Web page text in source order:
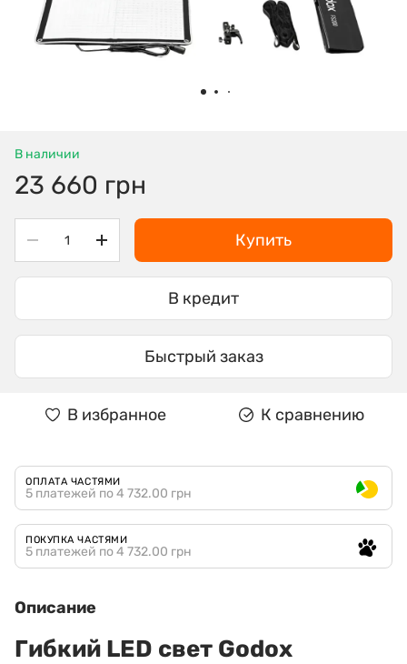
В наличии
23 660 грн
Купить
В кредит
Быстрый заказ
В избранное К сравнению
ОПЛАТА ЧАСТЯМИ
5 платежей по 4 732.00 грн
ПОКУПКА ЧАСТЯМИ
5 платежей по 4 732.00 грн
Описание
Гибкий LED свет Godox